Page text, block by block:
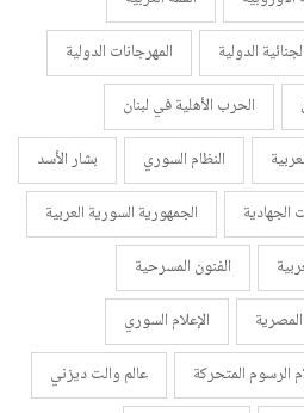
الدولية
المهرجانات الدولية
الحرب الأهلية في لبنان
النظام السوري
بشار الأسد
الجهادية
الجمهورية السورية العربية
الفنون المسرحية
الإعلام السوري
الرسوم المتحركة
عالم والت ديزني